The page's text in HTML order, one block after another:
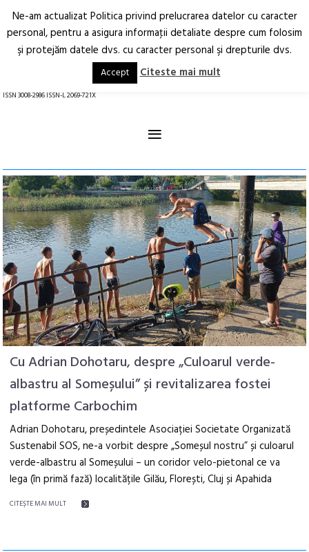
Arhitectură.
Oraș.
RO EN
ISSN 3008-2986 ISSN-L 2069-721X
≡
Cu Adrian Dohotaru, despre „Culoarul verde-
albastru al Someșului” și revitalizarea fostei
platforme Carbochim
Adrian Dohotaru, președintele Asociației Societate Organizată
Sustenabil SOS, ne-a vorbit despre „Someșul nostru” și culoarul
verde-albastru al Someșului – un coridor velo-pietonal ce va
lega (în primă fază) localitățile Gilău, Florești, Cluj și Apahida
CITEŞTE MAI MULT
Ne-am actualizat Politica privind prelucrarea datelor cu caracter
personal, pentru a asigura informaţii detaliate despre cum folosim
şi protejăm datele dvs. cu caracter personal şi drepturile dvs.
Accept Citeste mai mult